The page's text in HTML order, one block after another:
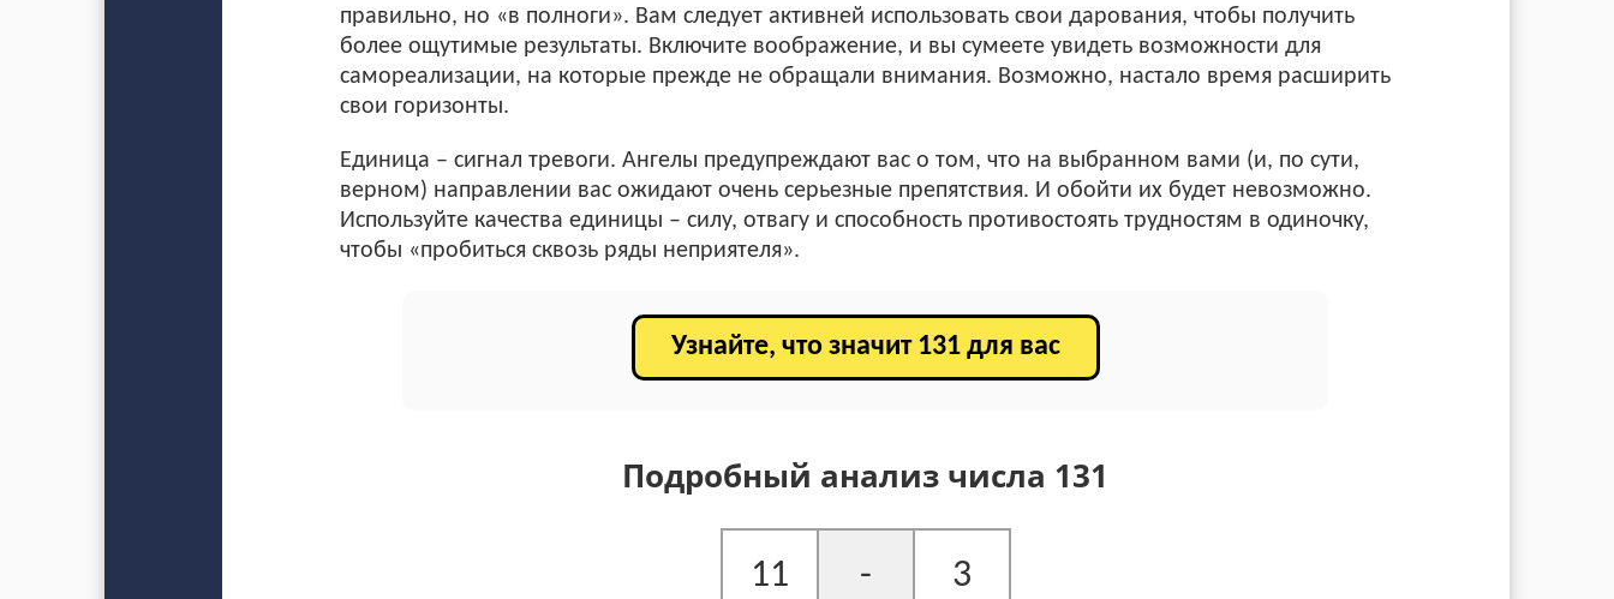
правильно, но «в полноги». Вам следует активней использовать свои дарования, чтобы получить
более ощутимые результаты. Включите воображение, и вы сумеете увидеть возможности для
самореализации, на которые прежде не обращали внимания. Возможно, настало время расширить
свои горизонты.
Единица – сигнал тревоги. Ангелы предупреждают вас о том, что на выбранном вами (и, по сути,
верном) направлении вас ожидают очень серьезные препятствия. И обойти их будет невозможно.
Используйте качества единицы – силу, отвагу и способность противостоять трудностям в одиночку,
чтобы «пробиться сквозь ряды неприятеля».
Узнайте, что значит 131 для вас
Подробный анализ числа 131
11 - 3